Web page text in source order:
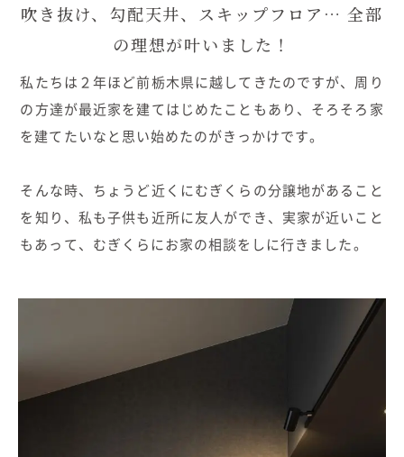
イベント
オーナー様Q&A
0120-37-1806
吹き抜け、勾配天井、スキップフロア… 全部
の理想が叶いました！
私たちは２年ほど前栃木県に越してきたのですが、周り
の方達が最近家を建てはじめたこともあり、そろそろ家
を建てたいなと思い始めたのがきっかけです。
そんな時、ちょうど近くにむぎくらの分譲地があること
を知り、私も子供も近所に友人ができ、実家が近いこと
もあって、むぎくらにお家の相談をしに行きました。